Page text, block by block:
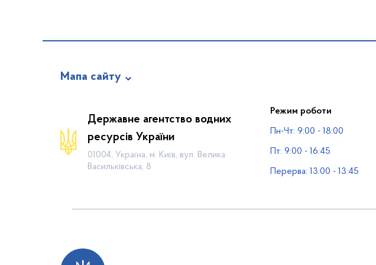
Мапа сайту
Діяльність
Громадянам
Прес-центр
Водогосподарські організації
Державне агентство водних
ресурсів України
01004, Україна, м. Київ, вул. Велика
Васильківська, 8
Режим роботи
Пн-Чт: 9:00 - 18:00
Пт: 9:00 - 16:45
Перерва: 13:00 - 13:45